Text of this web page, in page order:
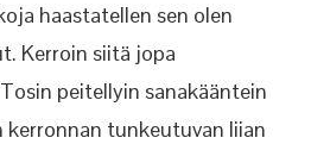
haastatellen sen olen
Kerroin siitä jopa
peitellyin sanakääntein
kerronnan tunkeutuvan liian